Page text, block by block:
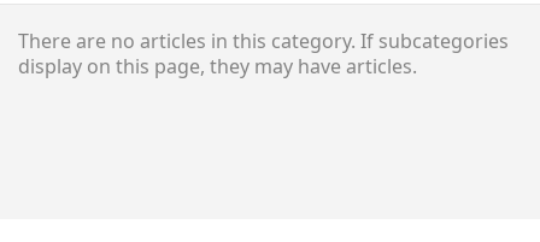
There are no articles in this category. If subcategories
display on this page, they may have articles.